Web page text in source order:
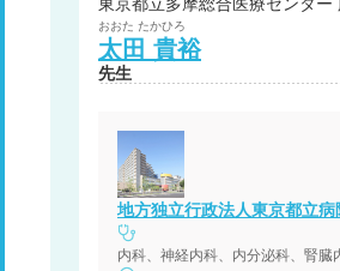
おおた たかひろ
太田 貴裕
先生
地方独立行政法人東京都立
内科、神経内科、内分泌科、腎